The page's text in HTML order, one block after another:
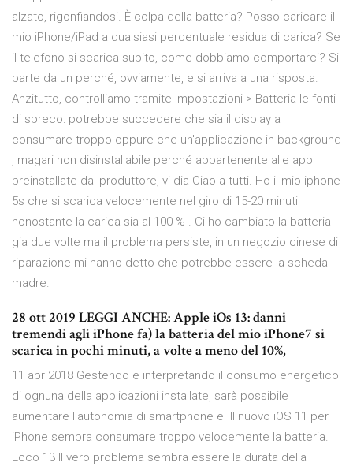
alzato, rigonfiandosi. È colpa della batteria? Posso caricare il
mio iPhone/iPad a qualsiasi percentuale residua di carica? Se
il telefono si scarica subito, come dobbiamo comportarci? Si
parte da un perché, ovviamente, e si arriva a una risposta.
Anzitutto, controlliamo tramite Impostazioni > Batteria le fonti
di spreco: potrebbe succedere che sia il display a
consumare troppo oppure che un'applicazione in background
, magari non disinstallabile perché appartenente alle app
preinstallate dal produttore, vi dia Ciao a tutti. Ho il mio iphone
5s che si scarica velocemente nel giro di 15-20 minuti
nonostante la carica sia al 100 % . Ci ho cambiato la batteria
gia due volte ma il problema persiste, in un negozio cinese di
riparazione mi hanno detto che potrebbe essere la scheda
madre.
28 ott 2019 LEGGI ANCHE: Apple iOs 13: danni
tremendi agli iPhone fa) la batteria del mio iPhone7 si
scarica in pochi minuti, a volte a meno del 10%,
11 apr 2018 Gestendo e interpretando il consumo energetico
di ognuna della applicazioni installate, sarà possibile
aumentare l'autonomia di smartphone e Il nuovo iOS 11 per
iPhone sembra consumare troppo velocemente la batteria.
Ecco 13 Il vero problema sembra essere la durata della